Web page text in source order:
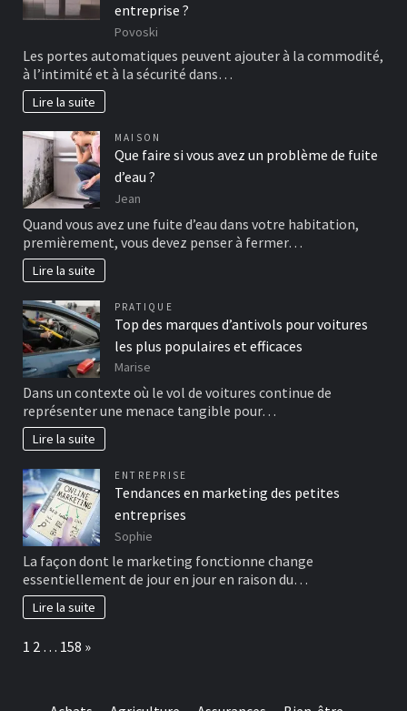
entreprise ?
Povoski
Les portes automatiques peuvent ajouter à la commodité,
à l’intimité et à la sécurité dans…
Lire la suite
MAISON
Que faire si vous avez un problème de fuite
d’eau ?
Jean
Quand vous avez une fuite d’eau dans votre habitation,
premièrement, vous devez penser à fermer…
Lire la suite
PRATIQUE
Top des marques d’antivols pour voitures
les plus populaires et efficaces
Marise
Dans un contexte où le vol de voitures continue de
représenter une menace tangible pour…
Lire la suite
ENTREPRISE
Tendances en marketing des petites
entreprises
Sophie
La façon dont le marketing fonctionne change
essentiellement de jour en jour en raison du…
Lire la suite
Page:
1 2 … 158 Next
»